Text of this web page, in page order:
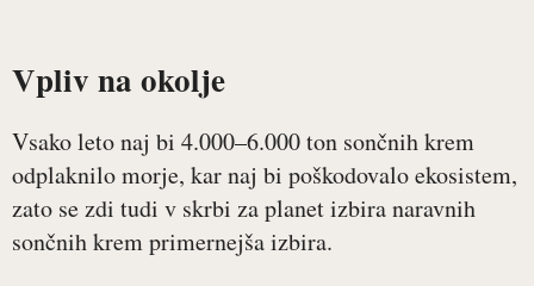
Vpliv na okolje
Vsako leto naj bi 4.000–6.000 ton sončnih krem
odplaknilo morje, kar naj bi poškodovalo ekosistem,
zato se zdi tudi v skrbi za planet izbira naravnih
sončnih krem primernejša izbira.